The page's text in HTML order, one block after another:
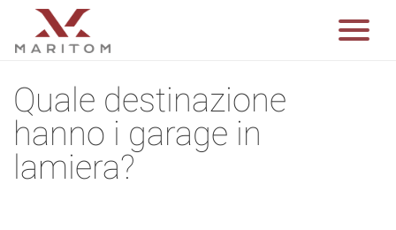
Quale destinazione
hanno i garage in
lamiera?